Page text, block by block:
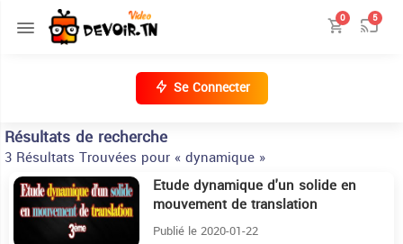
0 5
Se Connecter
Résultats de recherche
3 Résultats Trouvées pour « dynamique »
31:34 Etude dynamique d'un solide en
mouvement de translation
Publié le 2020-01-22